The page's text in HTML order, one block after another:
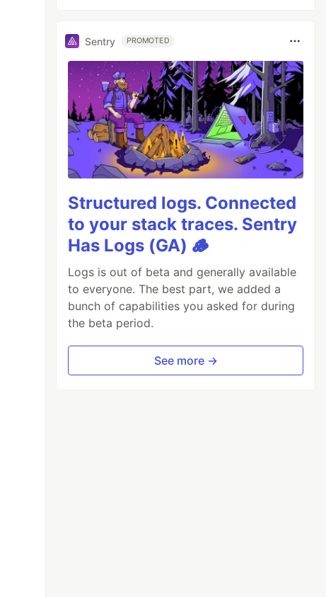
Sentry PROMOTED
Structured logs. Connected
to your stack traces. Sentry
Has Logs (GA) 🪵
Logs is out of beta and generally available
to everyone. The best part, we added a
bunch of capabilities you asked for during
the beta period.
See more →